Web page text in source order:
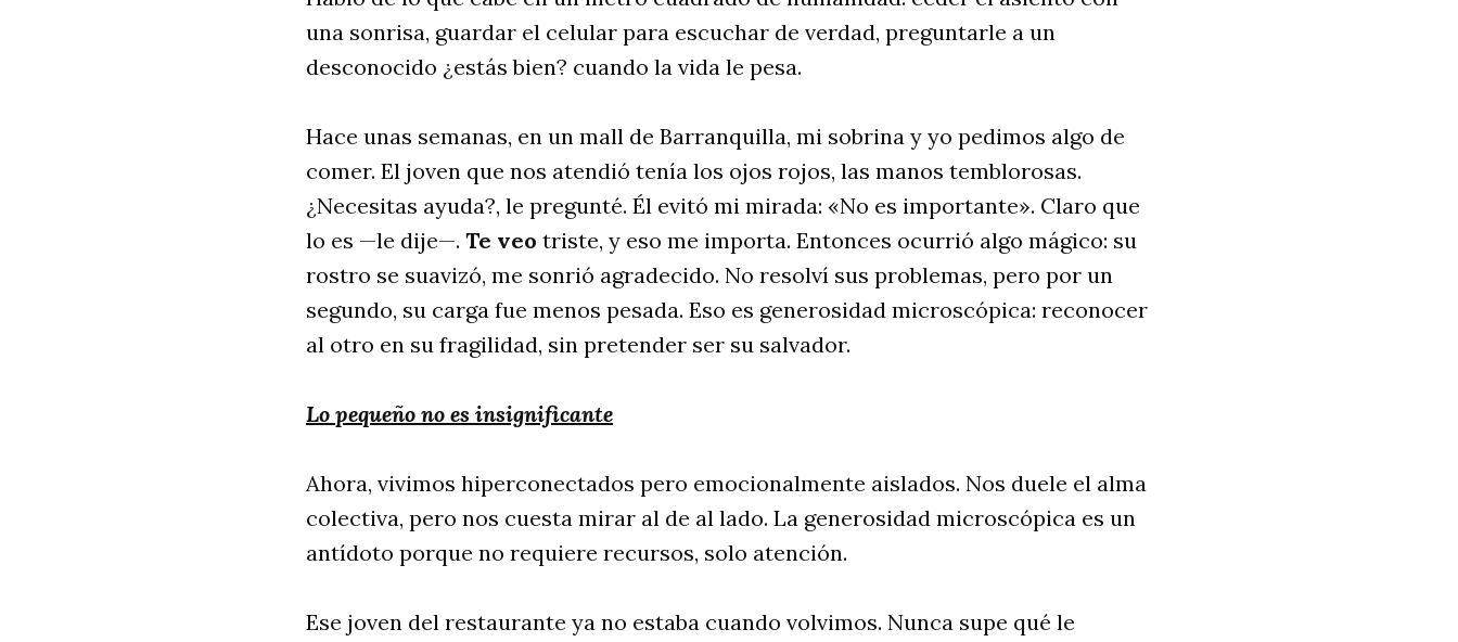
una sonrisa, guardar el celular para escuchar de verdad, preguntarle a un
desconocido ¿estás bien? cuando la vida le pesa.
Hace unas semanas, en un mall de Barranquilla, mi sobrina y yo pedimos algo de
comer. El joven que nos atendió tenía los ojos rojos, las manos temblorosas.
¿Necesitas ayuda?, le pregunté. Él evitó mi mirada: «No es importante». Claro que
lo es —le dije—. Te veo triste, y eso me importa. Entonces ocurrió algo mágico: su
rostro se suavizó, me sonrió agradecido. No resolví sus problemas, pero por un
segundo, su carga fue menos pesada. Eso es generosidad microscópica: reconocer
al otro en su fragilidad, sin pretender ser su salvador.
Lo pequeño no es insignificante
Ahora, vivimos hiperconectados pero emocionalmente aislados. Nos duele el alma
colectiva, pero nos cuesta mirar al de al lado. La generosidad microscópica es un
antídoto porque no requiere recursos, solo atención.
Ese joven del restaurante ya no estaba cuando volvimos. Nunca supe qué le